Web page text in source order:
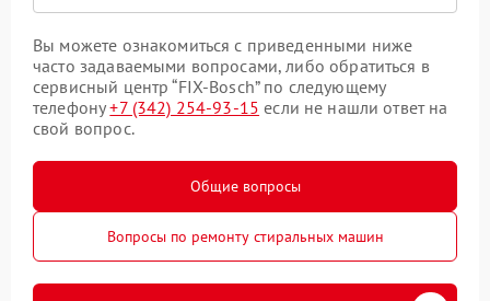
Вы можете ознакомиться с приведенными ниже
часто задаваемыми вопросами, либо обратиться в
сервисный центр “FIX-Bosch” по следующему
телефону+7 (342) 254-93-15 если не нашли ответ на
свой вопрос.
Общие вопросы
Вопросы по ремонту стиральных машин